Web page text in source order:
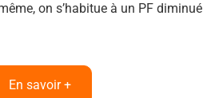
on s’habitue à un PF diminué
En savoir +